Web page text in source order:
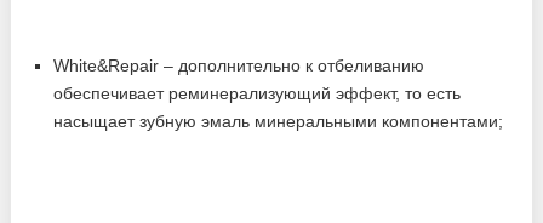
White&Repair – дополнительно к отбеливанию
обеспечивает реминерализующий эффект, то есть
насыщает зубную эмаль минеральными компонентами;